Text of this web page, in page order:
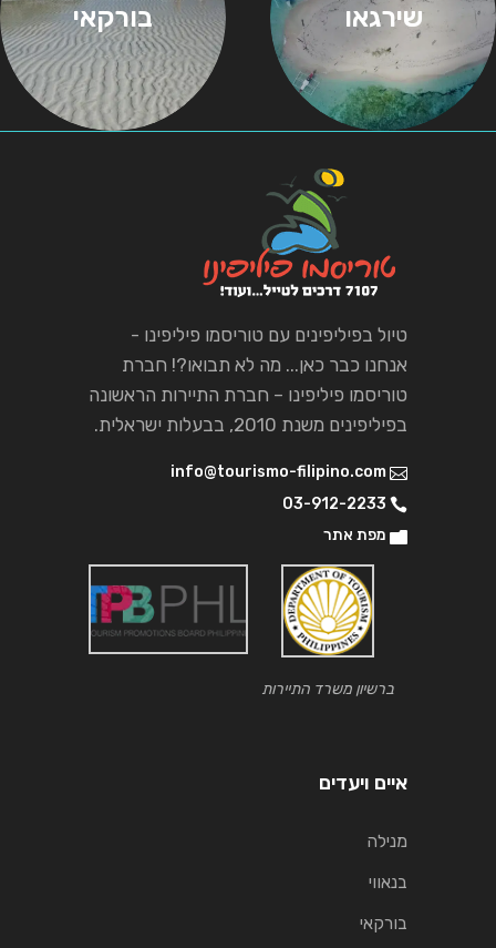
שירגאו בורקאי
טיול בפיליפינים עם טוריסמו פיליפינו -
אנחנו כבר כאן... מה לא תבואו?! חברת
טוריסמו פיליפינו – חברת התיירות הראשונה
בפיליפינים משנת 2010, בבעלות ישראלית.
info@tourismo-filipino.com
03-912-2233
מפת אתר
ברשיון משרד התיירות
איים ויעדים
מנילה
בנאווי
בורקאי